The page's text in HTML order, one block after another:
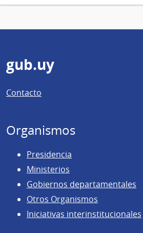
Pie
de
página
gub.uy
Contacto
Organismos
Presidencia
Ministerios
Gobiernos departamentales
Otros Organismos
Iniciativas interinstitucionales